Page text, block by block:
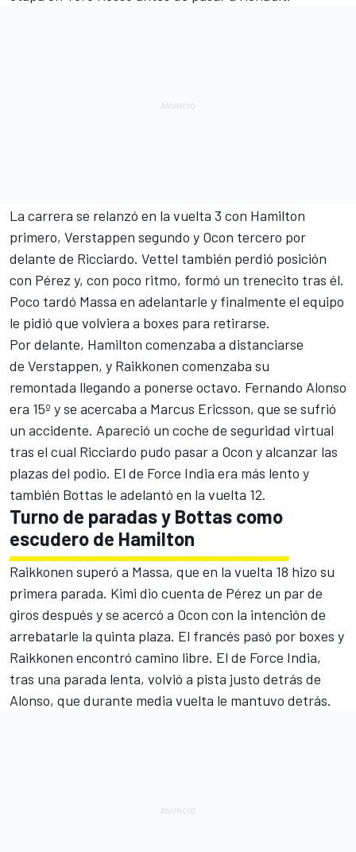
La carrera se relanzó en la vuelta 3 con Hamilton
primero, Verstappen segundo y Ocon tercero por
delante de Ricciardo. Vettel también perdió posición
con Pérez y, con poco ritmo, formó un trenecito tras él.
Poco tardó Massa en adelantarle y finalmente el equipo
le pidió que volviera a boxes para retirarse.
Por delante, Hamilton comenzaba a distanciarse
de Verstappen, y Raikkonen comenzaba su
remontada llegando a ponerse octavo. Fernando Alonso
era 15º y se acercaba a Marcus Ericsson, que se sufrió
un accidente. Apareció un coche de seguridad virtual
tras el cual Ricciardo pudo pasar a Ocon y alcanzar las
plazas del podio. El de Force India era más lento y
también Bottas le adelantó en la vuelta 12.
Turno de paradas y Bottas como
escudero de Hamilton
Raikkonen superó a Massa, que en la vuelta 18 hizo su
primera parada. Kimi dio cuenta de Pérez un par de
giros después y se acercó a Ocon con la intención de
arrebatarle la quinta plaza. El francés pasó por boxes y
Raikkonen encontró camino libre. El de Force India,
tras una parada lenta, volvió a pista justo detrás de
Alonso, que durante media vuelta le mantuvo detrás.